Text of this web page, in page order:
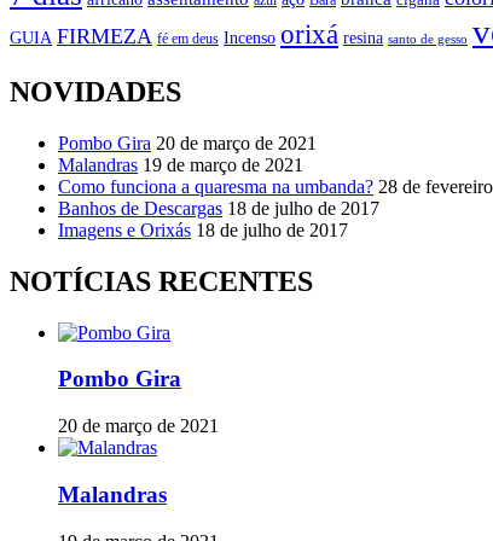
GUIA FIRMEZA fé em deus Incenso orixá resina santo de gesso
NOVIDADES
Pombo Gira 20 de março de 2021
Malandras 19 de março de 2021
Como funciona a quaresma na umbanda? 28 de
Banhos de Descargas 18 de julho de 2017
Imagens e Orixás 18 de julho de 2017
NOTÍCIAS RECENTES
Pombo Gira
20 de março de 2021
Malandras